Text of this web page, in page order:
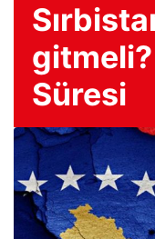
Süresi